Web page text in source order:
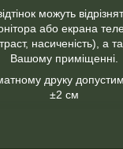
можуть
або екрана
насиченість), а
Вашому приміщенні.
друку
±2 см